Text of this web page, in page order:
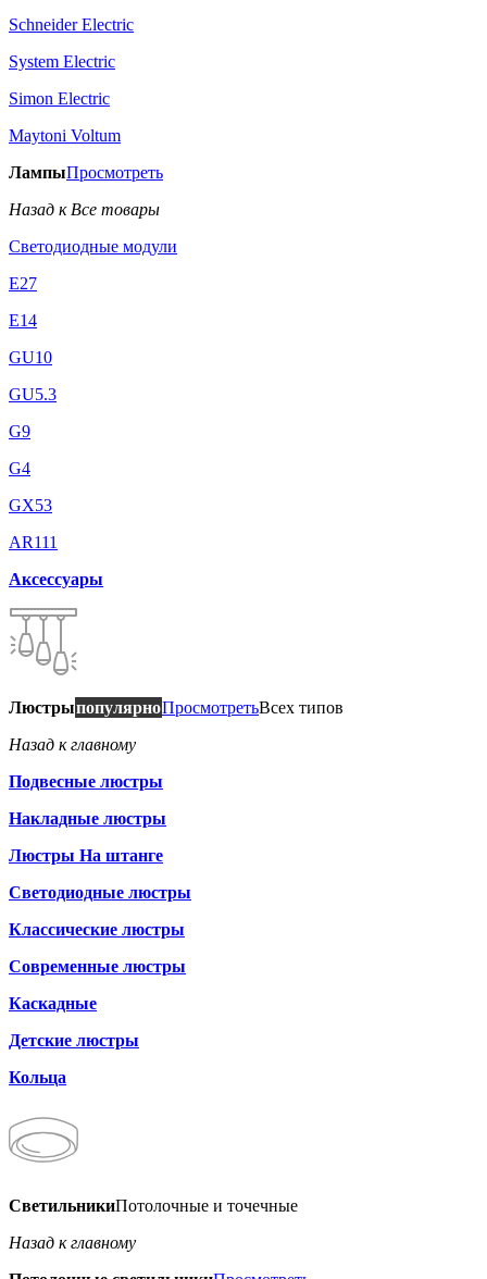
Schneider Electric
System Electric
Simon Electric
Maytoni Voltum
ЛампыПросмотреть
Назад к Все товары
Светодиодные модули
E27
E14
GU10
GU5.3
G9
G4
GX53
AR111
Аксессуары
ЛюстрыпопулярноПросмотретьВсех типов
Назад к главному
Подвесные люстры
Накладные люстры
Люстры На штанге
Светодиодные люстры
Классические люстры
Современные люстры
Каскадные
Детские люстры
Кольца
СветильникиПотолочные и точечные
Назад к главному